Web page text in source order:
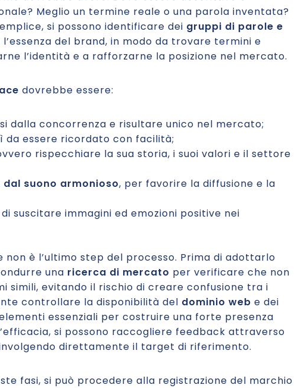
Meglio un termine reale o una parola inventata?
si possono identificare dei gruppi di parole e
del brand, in modo da trovare termini e
l’identità e a rafforzarne la posizione nel mercato.
dovrebbe essere:
dalla concorrenza e risultare unico nel mercato;
da essere ricordato con facilità;
rispecchiare la sua storia, i suoi valori e il settore
suono armonioso, per favorire la diffusione e la
suscitare immagini ed emozioni positive nei
non è l’ultimo step del processo. Prima di adottarlo
una ricerca di mercato per verificare che non
simili, evitando il rischio di creare confusione tra i
controllare la disponibilità del dominio web e dei
essenziali per costruire una forte presenza
si possono raccogliere feedback attraverso
direttamente il target di riferimento.
fasi, si può procedere alla registrazione del marchio